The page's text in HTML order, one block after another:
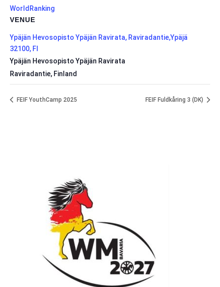
WorldRanking
VENUE
Ypäjän Hevosopisto Ypäjän Ravirata, Raviradantie,Ypäjä
32100, FI
Ypäjän Hevosopisto Ypäjän Ravirata
Raviradantie, Finland
FEIF YouthCamp 2025 FEIF Fuldkåring 3 (DK)